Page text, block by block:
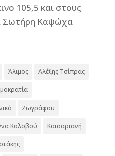
105,5 και στους
Σωτήρη Καψώχα
Άλιμος Αλέξης Τσίπρας
Ζωγράφου
Κολοβού Καισαριανή